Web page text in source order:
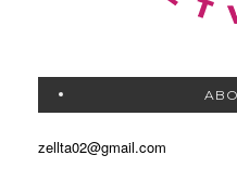
zellta02@gmail.com